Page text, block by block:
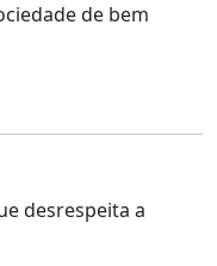
de bem
desrespeita a